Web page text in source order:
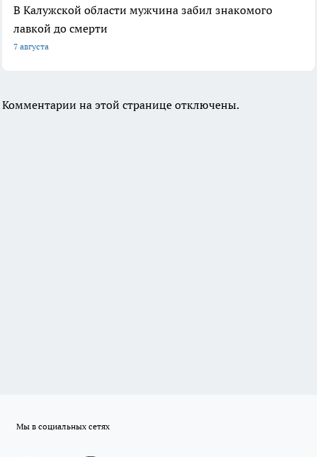
В Калужской области мужчина забил знакомого
лавкой до смерти
7 августа
Комментарии на этой странице отключены.
Мы в социальных сетях